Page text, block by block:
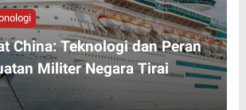
China: Teknologi dan Peran
Militer Negara Tirai